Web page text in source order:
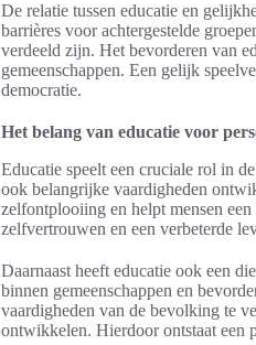
De relatie tussen educatie en
barrières voor achtergestelde
verdeeld zijn. Het bevorderen van
gemeenschappen. Een gelijk
democratie.
Het belang van educatie voor
Educatie speelt een cruciale rol in
ook belangrijke vaardigheden
zelfontplooiing en helpt mensen
zelfvertrouwen en een verbeterde
Daarnaast heeft educatie ook een
binnen gemeenschappen en
vaardigheden van de bevolking te
ontwikkelen. Hierdoor ontstaat een